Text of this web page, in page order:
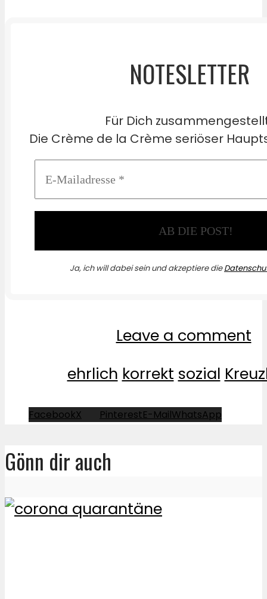
NOTESLETTER
Für Dich
Die Crème de la Crème seriöser
Ja, ich will dabei sein und akzeptiere die
Leave a comment
ehrlich korrekt sozial
FacebookX PinterestE-MailWhatsApp
Gönn dir auch